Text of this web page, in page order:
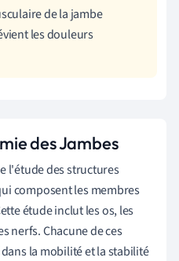
de la jambe
les douleurs
des Jambes
l'étude des structures
composent les membres
étude inclut les os, les
nerfs. Chacune de ces
la mobilité et la stabilité